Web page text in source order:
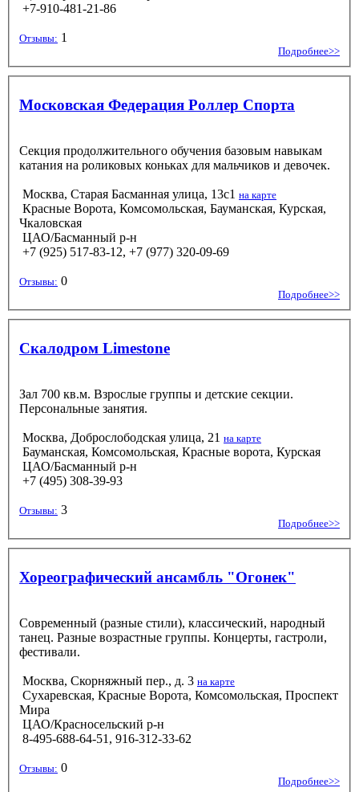
+7-910-481-21-86
Отзывы: 1
Подробнее>>
Московская Федерация Роллер Спорта
Секция продолжительного обучения базовым навыкам
катания на роликовых коньках для мальчиков и девочек.
Москва, Старая Басманная улица, 13с1 на карте
Красные Ворота, Комсомольская, Бауманская, Курская,
Чкаловская
ЦАО/Басманный р-н
+7 (925) 517-83-12, +7 (977) 320-09-69
Отзывы: 0
Подробнее>>
Скалодром Limestone
Зал 700 кв.м. Взрослые группы и детские секции.
Персональные занятия.
Москва, Доброслободская улица, 21 на карте
Бауманская, Комсомольская, Красные ворота, Курская
ЦАО/Басманный р-н
+7 (495) 308-39-93
Отзывы: 3
Подробнее>>
Хореографический ансамбль "Огонек"
Современный (разные стили), классический, народный
танец. Разные возрастные группы. Концерты, гастроли,
фестивали.
Москва, Скорняжный пер., д. 3 на карте
Сухаревская, Красные Ворота, Комсомольская, Проспект
Мира
ЦАО/Красносельский р-н
8-495-688-64-51, 916-312-33-62
Отзывы: 0
Подробнее>>